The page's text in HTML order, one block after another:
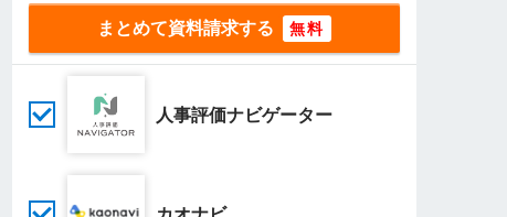
まとめて資料請求する
人事評価ナビゲーター